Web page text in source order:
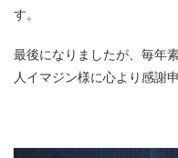
す。
最後になりましたが、毎年
人イマジン様に心より感謝